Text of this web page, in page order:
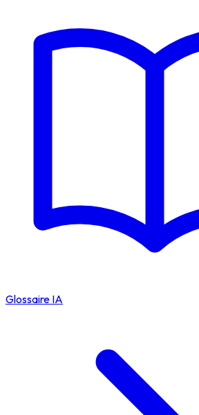
Glossaire IA